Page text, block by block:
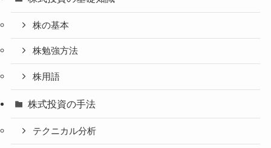
株の基本
株勉強方法
株用語
株式投資の手法
テクニカル分析